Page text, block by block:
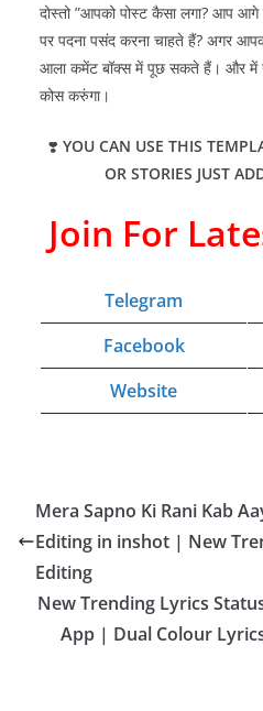
दोस्तो ”आपको पोस्ट कैसा लगा? आप आगे
पर पदना पसंद करना चाहते हैं? अगर
आला कमेंट बॉक्स में पूछ सकते हैं। और में
कोस करुंगा।
❣️ YOU CAN USE THIS
OR STORIES JUST
Join For
Telegram
Facebook
Website
Mera Sapno Ki Rani Kab
Editing in inshot | New
Editing
New Trending Lyrics
App | Dual Colour